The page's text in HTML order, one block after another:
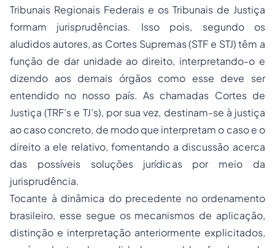
Tribunais Regionais Federais e os Tribunais de Justiça
formam jurisprudências. Isso pois, segundo os
aludidos autores, as Cortes Supremas (STF e STJ) têm a
função de dar unidade ao direito, interpretando-o e
dizendo aos demais órgãos como esse deve ser
entendido no nosso país. As chamadas Cortes de
Justiça (TRF’s e TJ’s), por sua vez, destinam-se à justiça
ao caso concreto, de modo que interpretam o caso e o
direito a ele relativo, fomentando a discussão acerca
das possíveis soluções jurídicas por meio da
jurisprudência.
Tocante à dinâmica do precedente no ordenamento
brasileiro, esse segue os mecanismos de aplicação,
distinção e interpretação anteriormente explicitados,